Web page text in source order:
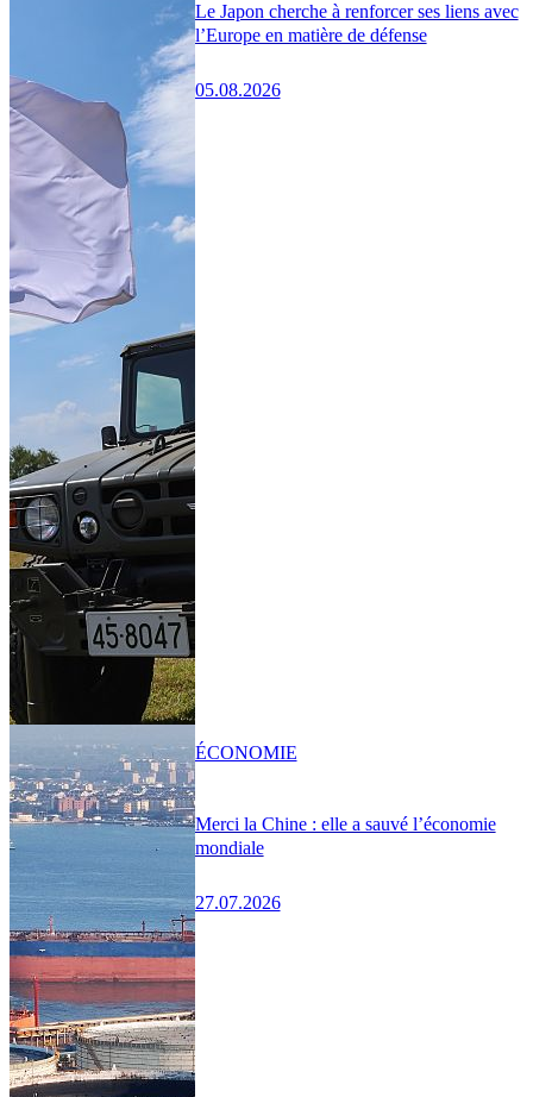
Le Japon cherche à renforcer ses liens avec
l’Europe en matière de défense
05.08.2026
Merci la Chine : elle a sauvé l’économie
mondiale
27.07.2026
ÉCONOMIE